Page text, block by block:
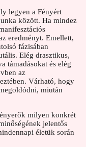
legyen a Fényért
között. Ha mindez
eredményt. Emellett,
fázisában
Elég drasztikus,
támadásokat és elég
az
Várható, hogy
miután
milyen konkrét
jelentős
életük során